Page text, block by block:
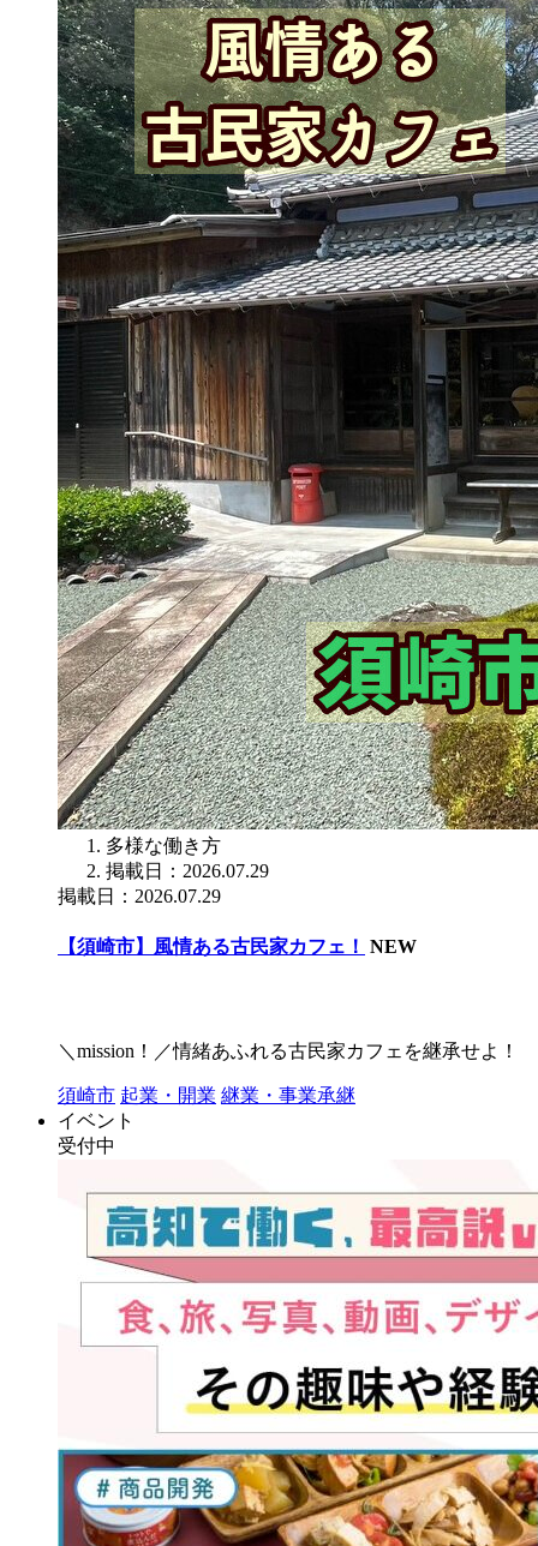
多様な働き方
掲載日：2026.07.29
掲載日：2026.07.29
【須崎市】風情ある古民家カフェ！ NEW
＼mission！／情緒あふれる古民家カフェを継承せよ！
須崎市 起業・開業 継業・事業承継
イベント
受付中